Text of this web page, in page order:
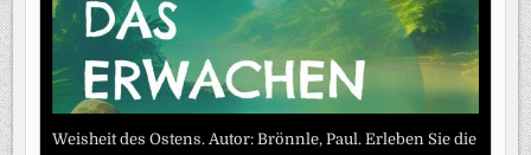
Weisheit des Ostens. Autor: Brönnle, Paul. Erleben Sie die